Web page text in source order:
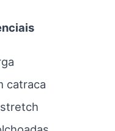
catraca